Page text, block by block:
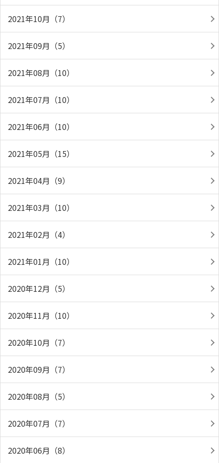
2021年10月（7）
2021年09月（5）
2021年08月（10）
2021年07月（10）
2021年06月（10）
2021年05月（15）
2021年04月（9）
2021年03月（10）
2021年02月（4）
2021年01月（10）
2020年12月（5）
2020年11月（10）
2020年10月（7）
2020年09月（7）
2020年08月（5）
2020年07月（7）
2020年06月（8）